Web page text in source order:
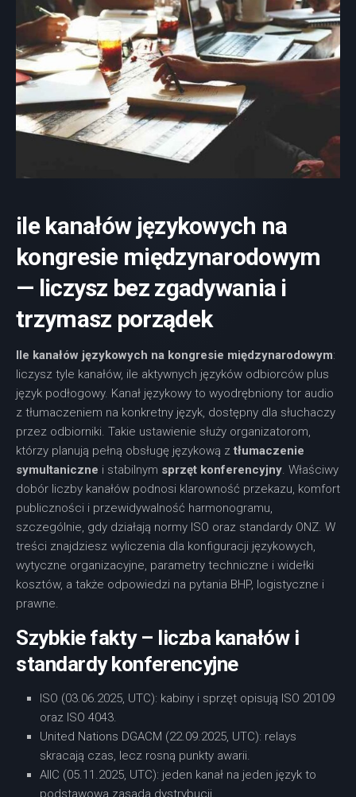
ile kanałów językowych na
kongresie międzynarodowym
— liczysz bez zgadywania i
trzymasz porządek
Ile kanałów językowych na kongresie międzynarodowym:
liczysz tyle kanałów, ile aktywnych języków odbiorców plus
język podłogowy. Kanał językowy to wyodrębniony tor audio
z tłumaczeniem na konkretny język, dostępny dla słuchaczy
przez odbiorniki. Takie ustawienie służy organizatorom,
którzy planują pełną obsługę językową z tłumaczenie
symultaniczne i stabilnym sprzęt konferencyjny. Właściwy
dobór liczby kanałów podnosi klarowność przekazu, komfort
publiczności i przewidywalność harmonogramu,
szczególnie, gdy działają normy ISO oraz standardy ONZ. W
treści znajdziesz wyliczenia dla konfiguracji językowych,
wytyczne organizacyjne, parametry techniczne i widełki
kosztów, a także odpowiedzi na pytania BHP, logistyczne i
prawne.
Szybkie fakty – liczba kanałów i
standardy konferencyjne
ISO (03.06.2025, UTC): kabiny i sprzęt opisują ISO 20109
oraz ISO 4043.
United Nations DGACM (22.09.2025, UTC): relays
skracają czas, lecz rosną punkty awarii.
AIIC (05.11.2025, UTC): jeden kanał na jeden język to
podstawowa zasada dystrybucji.